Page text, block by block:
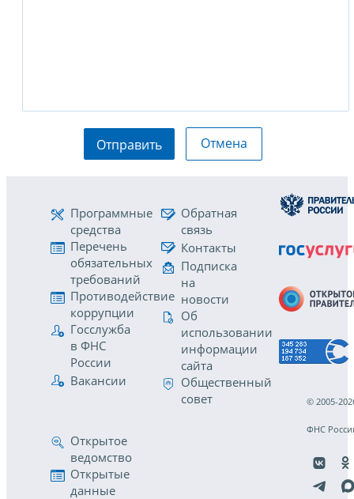
Отправить Отмена
Программные
средства
Перечень
обязательных
требований
Противодействие
коррупции
Госслужба
в ФНС
России
Вакансии
Обратная
связь
Контакты
Подписка
на
новости
Об
использовании
информации
сайта
Общественный
совет
Открытое
ведомство
Открытые
данные
© 2005-
ФНС